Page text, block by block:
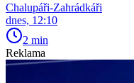
Chalupáři-Zahrádkáři
dnes, 12:10
2 min
Reklama